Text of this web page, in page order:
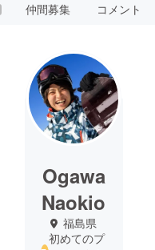
仲間募集 コメント
Ogawa
Naokio
福島県
初めてのプ